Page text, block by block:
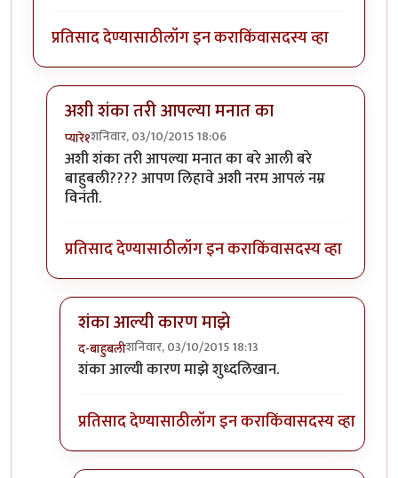
प्रतिसाद देण्यासाठीलॉग इन कराकिंवासदस्य व्हा
अशी शंका तरी आपल्या मनात का
प्यारे१शनिवार, 03/10/2015 18:06
In reply toअवश्य लिखाण केल्या जाइल. पण
अशी शंका तरी आपल्या मनात का बरे आली बरे
बाहुबली???? आपण लिहावे अशी नरम आपलं नम्र
विनंती.
प्रतिसाद देण्यासाठीलॉग इन कराकिंवासदस्य व्हा
शंका आल्यी कारण माझे
द-बाहुबलीशनिवार, 03/10/2015 18:13
In reply toअशी शंका तरी आपल्या मनात का
शंका आल्यी कारण माझे शुध्दलिखान.
प्रतिसाद देण्यासाठीलॉग इन कराकिंवासदस्य व्हा